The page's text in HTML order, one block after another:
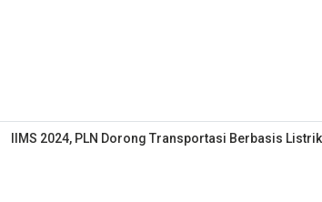
IIMS 2024, PLN Dorong Transportasi Berbasis